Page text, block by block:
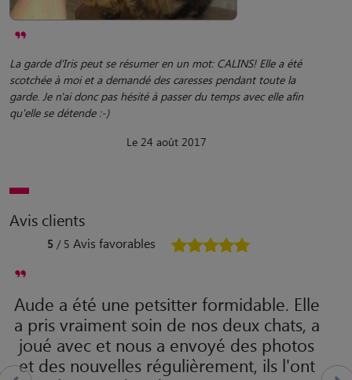
La garde d'Iris peut se résumer en un mot: CALINS! Elle a été
scotchée à moi et a demandé des caresses pendant toute la
garde. Je n'ai donc pas hésité à passer du temps avec elle afin
qu'elle se détende :-)
Le 24 août 2017
Avis clients
5 / 5 Avis favorables
Aude a été une petsitter formidable. Elle
a pris vraiment soin de nos deux chats, a
joué avec et nous a envoyé des photos
et des nouvelles régulièrement, ils l'ont